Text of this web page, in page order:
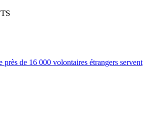
de 16 000 volontaires étrangers servent